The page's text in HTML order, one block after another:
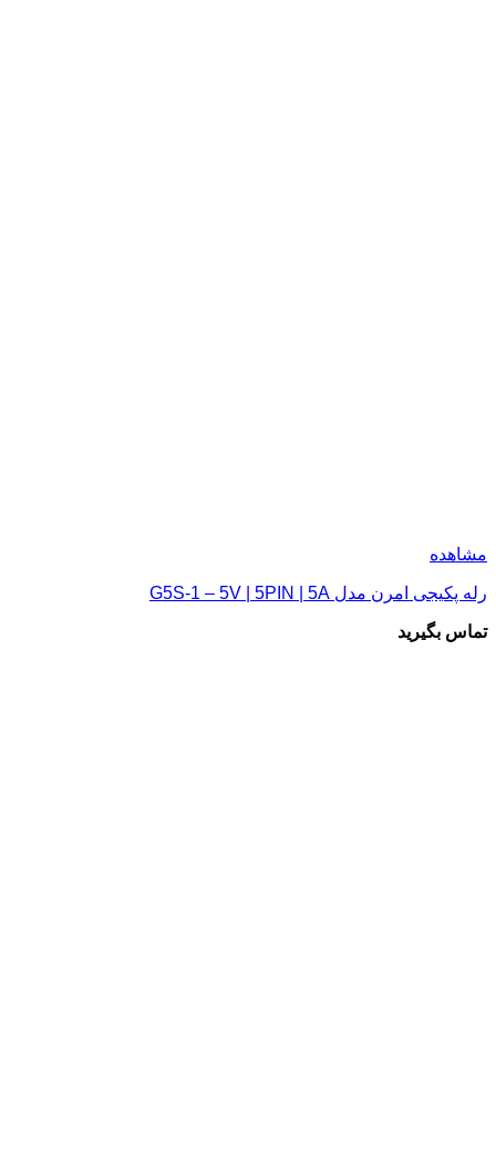
مشاهده
رله پکیجی امرن مدل G5S-1 – 5V | 5PIN | 5A
تماس بگیرید